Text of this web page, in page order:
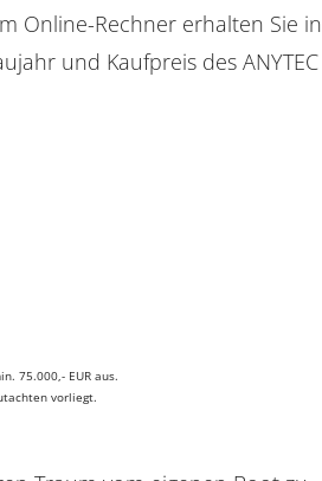
Online-Rechner erhalten Sie in
und Kaufpreis des ANYTEC
75.000,- EUR aus.
vorliegt.